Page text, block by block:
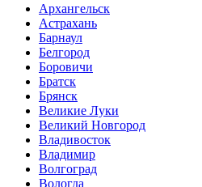
Архангельск
Астрахань
Барнаул
Белгород
Боровичи
Братск
Брянск
Великие Луки
Великий Новгород
Владивосток
Владимир
Волгоград
Вологда